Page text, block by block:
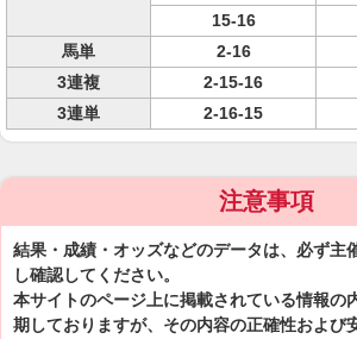
15-16
馬単
2-16
3連複
2-15-16
3連単
2-16-15
注意事項
結果・成績・オッズなどのデータは、必ず主
し確認してください。
本サイトのページ上に掲載されている情報の
期しておりますが、その内容の正確性および